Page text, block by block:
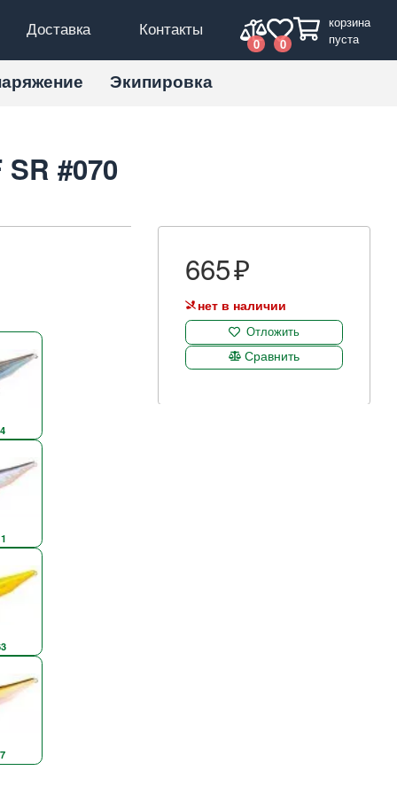
Доставка Контакты
0 0
корзина
пуста
Экипировка
#070
665
нет в наличии
Отложить
Сравнить